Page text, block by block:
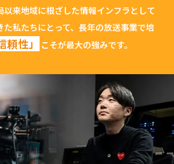
以来地域に根ざした情報インフラとして
私たちにとって、長年の放送事業で培
性」 こそが最大の強みです。